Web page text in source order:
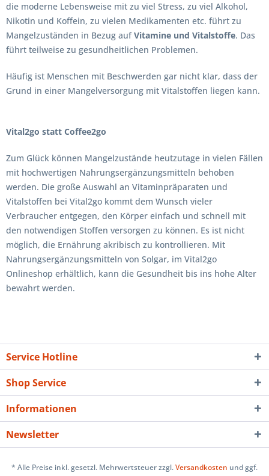
die moderne Lebensweise mit zu viel Stress, zu viel Alkohol,
Nikotin und Koffein, zu vielen Medikamenten etc. führt zu
Mangelzuständen in Bezug aufVitamine und Vitalstoffe. Das
führt teilweise zu gesundheitlichen Problemen.
Häufig ist Menschen mit Beschwerden gar nicht klar, dass der
Grund in einer Mangelversorgung mit Vitalstoffen liegen kann.
Vital2go statt Coffee2go
Zum Glück können Mangelzustände heutzutage in vielen Fällen
mit hochwertigen Nahrungsergänzungsmitteln behoben
werden. Die große Auswahl an Vitaminpräparaten und
Vitalstoffen bei Vital2go kommt dem Wunsch vieler
Verbraucher entgegen, den Körper einfach und schnell mit
den notwendigen Stoffen versorgen zu können. Es ist nicht
möglich, die Ernährung akribisch zu kontrollieren. Mit
Nahrungsergänzungsmitteln von Solgar, im Vital2go
Onlineshop erhältlich, kann die Gesundheit bis ins hohe Alter
bewahrt werden.
Service Hotline
Shop Service
Informationen
Newsletter
* Alle Preise inkl. gesetzl. Mehrwertsteuer zzgl.Versandkosten und ggf.